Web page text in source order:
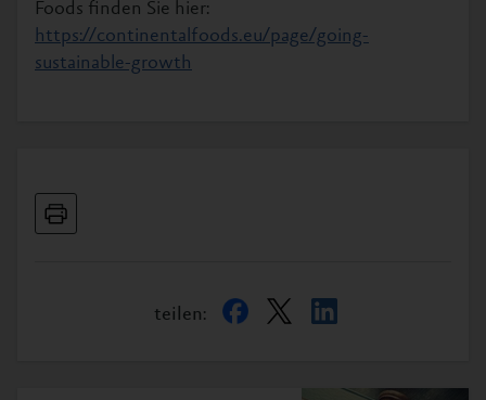
Foods finden Sie hier:
https://continentalfoods.eu/page/going-
sustainable-growth
teilen: